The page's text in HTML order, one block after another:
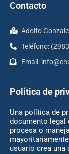
Contacto
Adolfo
Teléfono:
Email:
Política de
Una política de
documento legal
procesa o
usuario crea una